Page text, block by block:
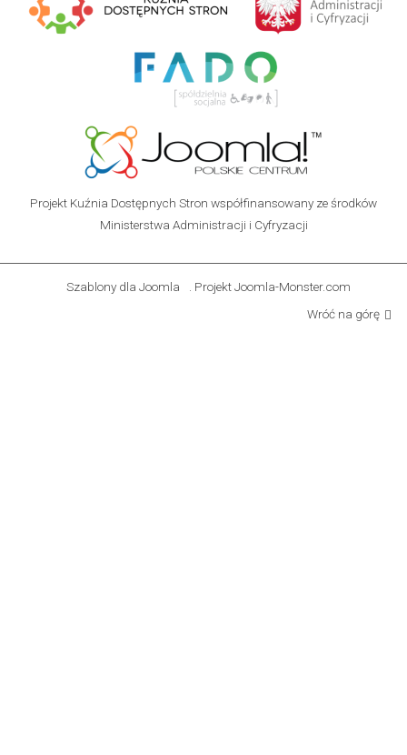
Projekt Kuźnia Dostępnych Stron współfinansowany ze środków
Ministerstwa Administracji i Cyfryzacji
Szablony dla Joomla
. Projekt Joomla-Monster.com
Wróć na górę